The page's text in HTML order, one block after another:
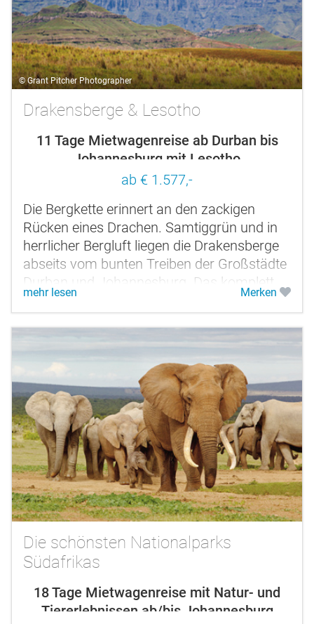
© Grant Pitcher Photographer
Drakensberge & Lesotho
11 Tage Mietwagenreise ab Durban bis
Johannesburg mit Lesotho
ab € 1.577,-
Die Bergkette erinnert an den zackigen
Rücken eines Drachen. Samtiggrün und in
herrlicher Bergluft liegen die Drakensberge
abseits vom bunten Treiben der Großstädte
Durban und Johannesburg. Das komplett
von Südafrika umschlossene...
mehr lesen Merken
Die schönsten Nationalparks
Südafrikas
18 Tage Mietwagenreise mit Natur- und
Tiererlebnissen ab/bis Johannesburg